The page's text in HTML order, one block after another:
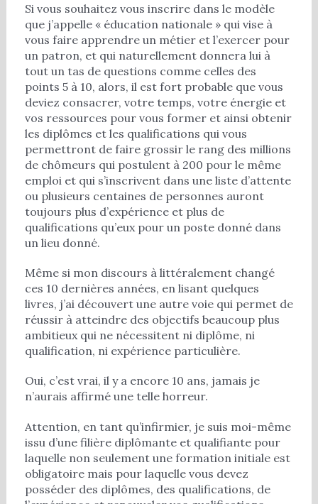
Si vous souhaitez vous inscrire dans le modèle
que j’appelle « éducation nationale » qui vise à
vous faire apprendre un métier et l’exercer pour
un patron, et qui naturellement donnera lui à
tout un tas de questions comme celles des
points 5 à 10, alors, il est fort probable que vous
deviez consacrer, votre temps, votre énergie et
vos ressources pour vous former et ainsi obtenir
les diplômes et les qualifications qui vous
permettront de faire grossir le rang des millions
de chômeurs qui postulent à 200 pour le même
emploi et qui s’inscrivent dans une liste d’attente
ou plusieurs centaines de personnes auront
toujours plus d’expérience et plus de
qualifications qu’eux pour un poste donné dans
un lieu donné.
Même si mon discours à littéralement changé
ces 10 dernières années, en lisant quelques
livres, j’ai découvert une autre voie qui permet de
réussir à atteindre des objectifs beaucoup plus
ambitieux qui ne nécessitent ni diplôme, ni
qualification, ni expérience particulière.
Oui, c’est vrai, il y a encore 10 ans, jamais je
n’aurais affirmé une telle horreur.
Attention, en tant qu’infirmier, je suis moi-même
issu d’une filière diplômante et qualifiante pour
laquelle non seulement une formation initiale est
obligatoire mais pour laquelle vous devez
posséder des diplômes, des qualifications, de